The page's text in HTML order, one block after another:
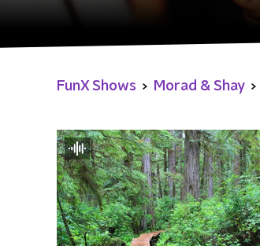
FunX Shows Morad & Shay